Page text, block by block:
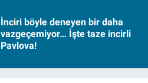
İnciri böyle deneyen bir daha
vazgeçemiyor… İşte taze incirli
Pavlova!